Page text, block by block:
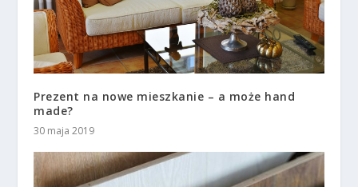
Prezent na nowe mieszkanie – a może hand
made?
30 maja 2019